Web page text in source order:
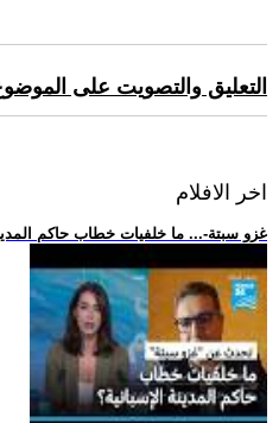
التعليق والتصويت على
اخر الافلام
.. -غزو سبتة-... ما خلفيات خطاب حاكم